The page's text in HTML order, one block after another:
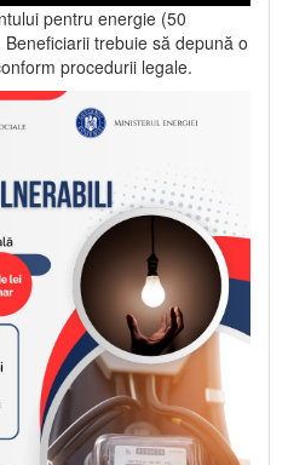
pentru energie (50
trebuie să depună o
procedurii legale.